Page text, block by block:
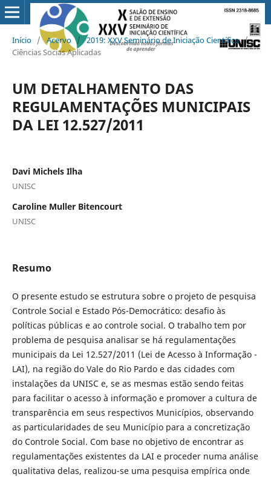
Início / Acervo / 2019: XXV Seminário de Iniciação Científica /
Ciências Socias Aplicadas
UM DETALHAMENTO DAS
REGULAMENTAÇÕES MUNICIPAIS
DA LEI 12.527/2011
Davi Michels Ilha
UNISC
Caroline Muller Bitencourt
UNISC
Resumo
O presente estudo se estrutura sobre o projeto de pesquisa
Controle Social e Estado Pós-Democrático: desafio às
políticas públicas e ao controle social. O trabalho tem por
problema de pesquisa analisar se há regulamentações
municipais da Lei 12.527/2011 (Lei de Acesso à Informação -
LAI), na região do Vale do Rio Pardo e das cidades com
instalações da UNISC e, se as mesmas estão sendo feitas
para facilitar o acesso à informação e promover a cultura de
transparência em seus respectivos Municípios, observando
as particularidades de seu Município para a concretização
do Controle Social. Com base no objetivo de encontrar as
regulamentações existentes da LAI e proceder numa análise
qualitativa delas, realizou-se uma pesquisa empírica onde